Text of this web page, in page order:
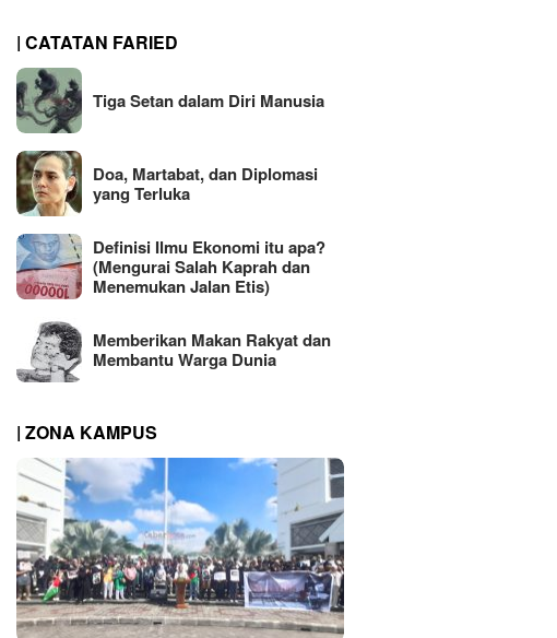
| CATATAN FARIED
Tiga Setan dalam Diri Manusia
Doa, Martabat, dan Diplomasi
yang Terluka
Definisi Ilmu Ekonomi itu apa?
(Mengurai Salah Kaprah dan
Menemukan Jalan Etis)
Memberikan Makan Rakyat dan
Membantu Warga Dunia
| ZONA KAMPUS